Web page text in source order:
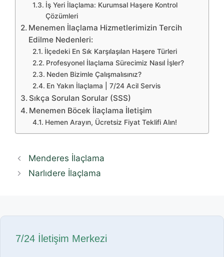
İş Yeri İlaçlama: Kurumsal Haşere Kontrol
Çözümleri
Menemen İlaçlama Hizmetlerimizin Tercih
Edilme Nedenleri:
İlçedeki En Sık Karşılaşılan Haşere Türleri
Profesyonel İlaçlama Sürecimiz Nasıl İşler?
Neden Bizimle Çalışmalısınız?
En Yakın İlaçlama | 7/24 Acil Servis
Sıkça Sorulan Sorular (SSS)
Menemen Böcek İlaçlama İletişim
Hemen Arayın, Ücretsiz Fiyat Teklifi Alın!
Menderes İlaçlama
Narlıdere İlaçlama
7/24 İletişim Merkezi